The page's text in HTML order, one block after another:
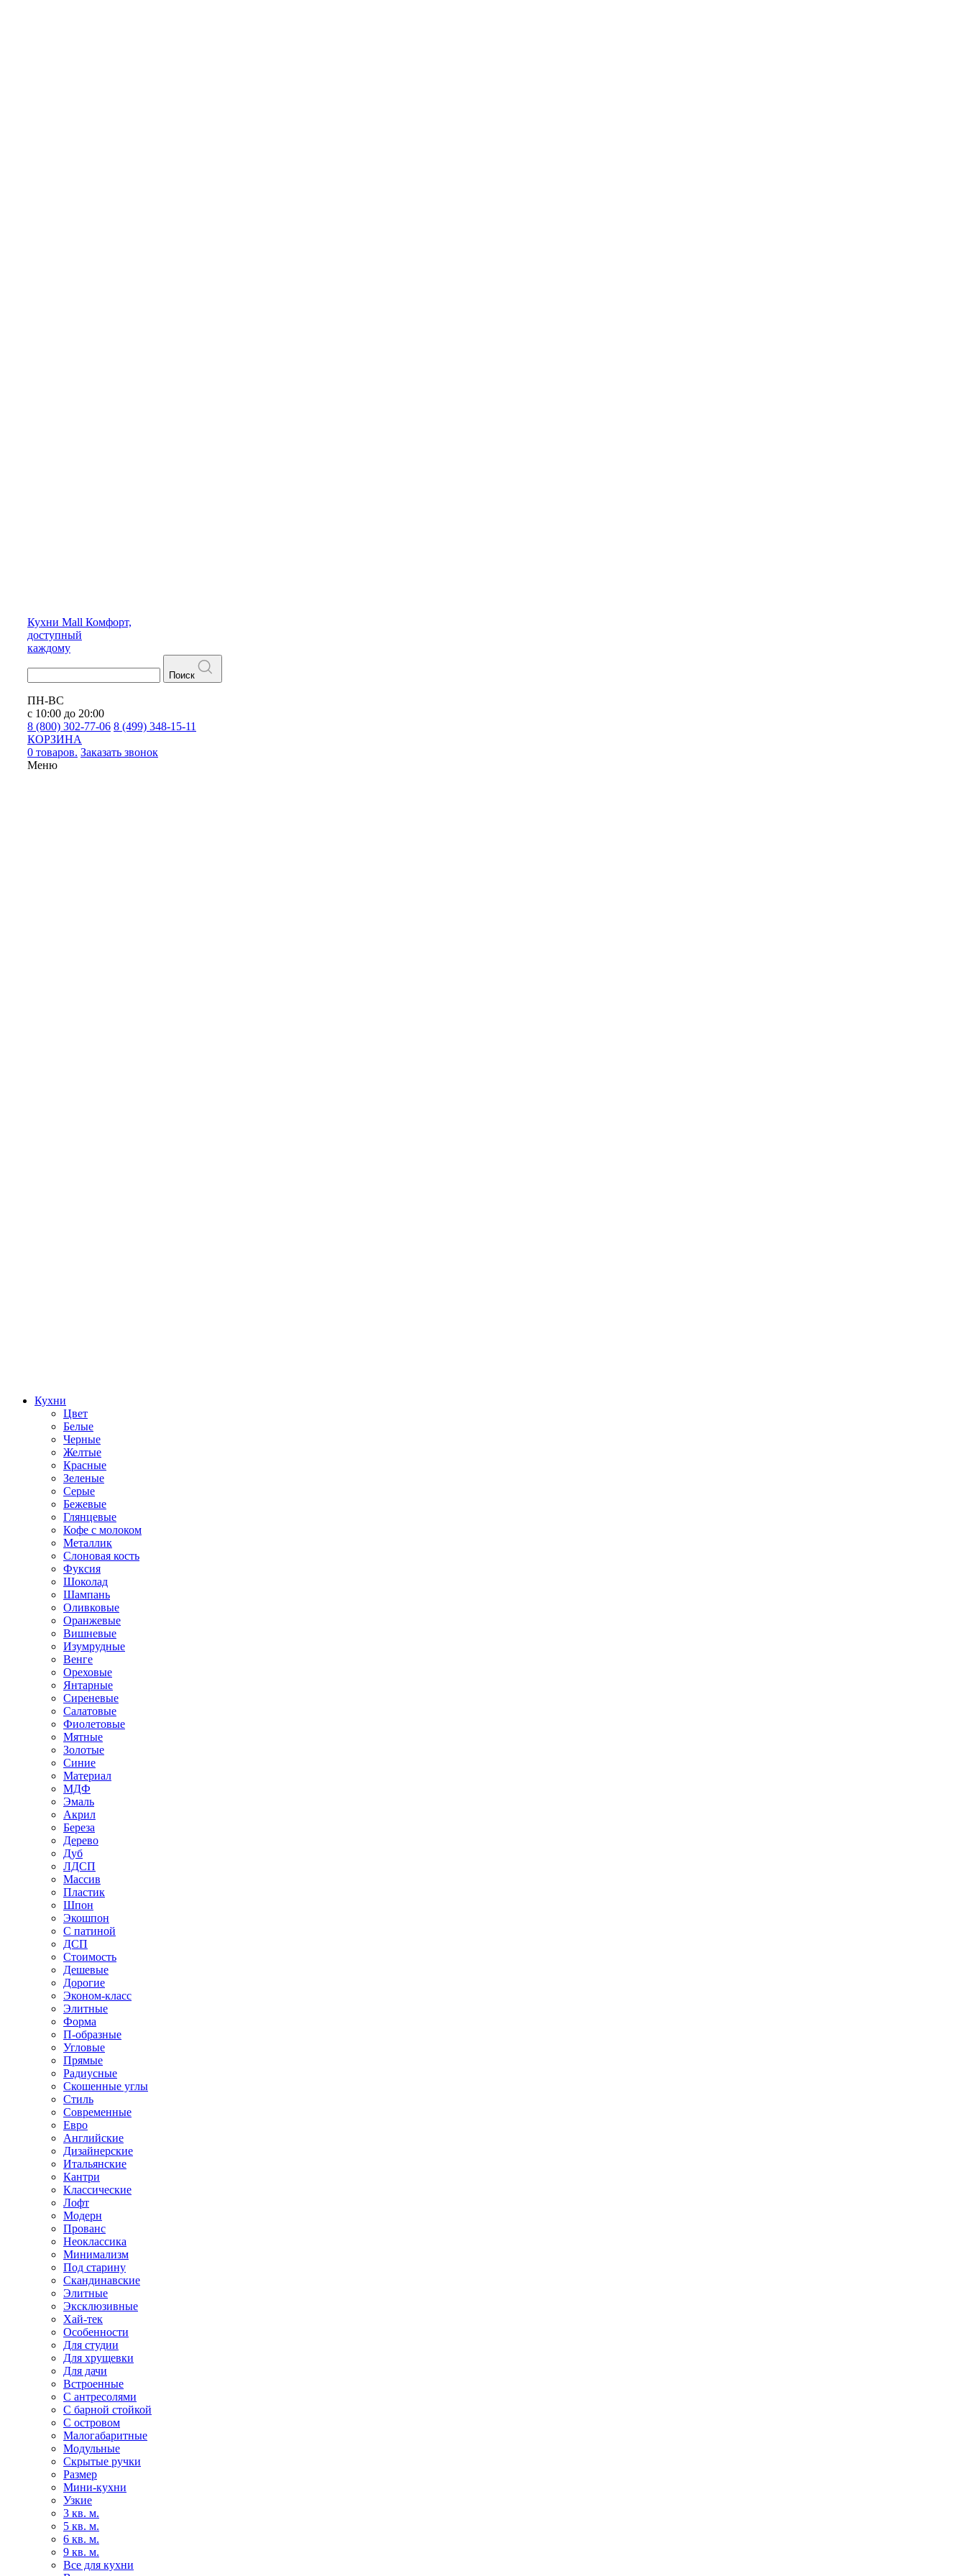
Кухни Mall Комфорт,
доступный
каждому
Поиск
ПН-ВС
с 10:00 до 20:00
8 (800) 302-77-06 8 (499) 348-15-11
КОРЗИНА
0 товаров. Заказать звонок
Меню
Кухни
Цвет
Белые
Черные
Желтые
Красные
Зеленые
Серые
Бежевые
Глянцевые
Кофе с молоком
Металлик
Слоновая кость
Фуксия
Шоколад
Шампань
Оливковые
Оранжевые
Вишневые
Изумрудные
Венге
Ореховые
Янтарные
Сиреневые
Салатовые
Фиолетовые
Мятные
Золотые
Синие
Материал
МДФ
Эмаль
Акрил
Береза
Дерево
Дуб
ЛДСП
Массив
Пластик
Шпон
Экошпон
С патиной
ДСП
Стоимость
Дешевые
Дорогие
Эконом-класс
Элитные
Форма
П-образные
Угловые
Прямые
Радиусные
Скошенные углы
Стиль
Современные
Евро
Английские
Дизайнерские
Итальянские
Кантри
Классические
Лофт
Модерн
Прованс
Неоклассика
Минимализм
Под старину
Скандинавские
Элитные
Эксклюзивные
Хай-тек
Особенности
Для студии
Для хрущевки
Для дачи
Встроенные
С антресолями
С барной стойкой
С островом
Малогабаритные
Модульные
Скрытые ручки
Размер
Мини-кухни
Узкие
3 кв. м.
5 кв. м.
6 кв. м.
9 кв. м.
Все для кухни